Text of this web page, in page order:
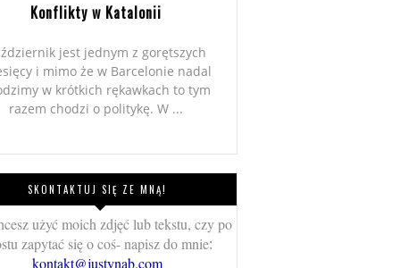
Konflikty w Katalonii
jest jednym z gorętszych
i mimo że w Barcelonie nadal
w krótkich rękawkach to tym
razem chodzi o politykę. W ...
SKONTAKTUJ SIĘ ZE MNĄ!
użyć moich zdjęć lub tekstu, czy po
zapytać się o coś- napisz do mnie:
kontakt@justynab.com